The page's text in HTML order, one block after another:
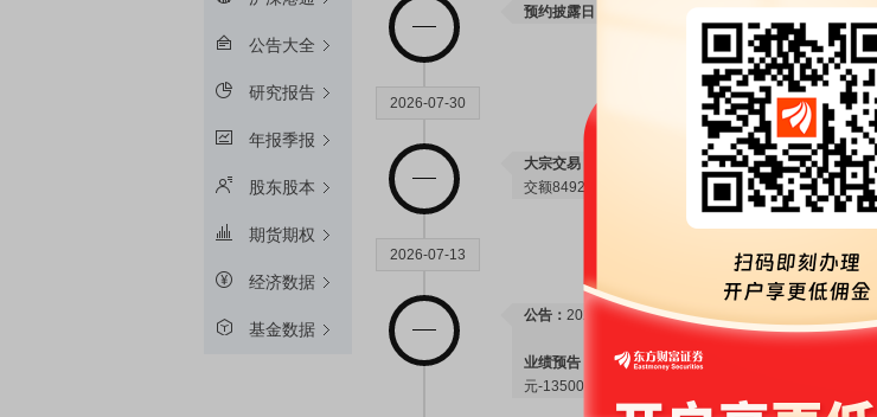
公告大全
研究报告
年报季报
股东股本
期货期权
经济数据
基金数据
预约披露日： 2026年半年报预约2026年08月25日披露
2026-07-30
大宗交易：
2026年07月30日共有1笔大宗交易，成交量
交额8492.85万元
2026-07-13
公告： 2026年07月13日发布《中伟新材:2026年半年度
业绩预告：
2026年07月13日预告，2026年中报净利润
元-135000万元，变动70.58%～84.23%